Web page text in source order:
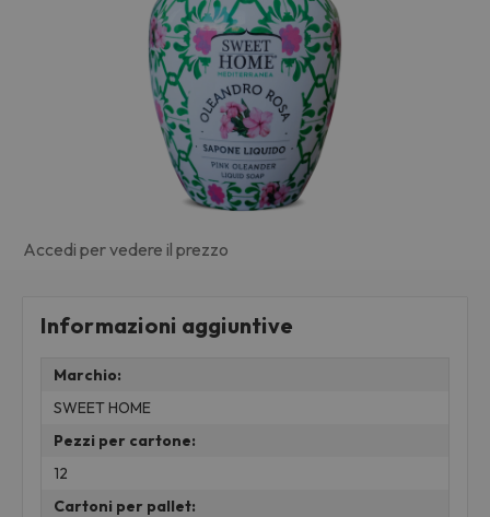
Accedi per vedere il prezzo
Informazioni aggiuntive
Marchio:
SWEET HOME
Pezzi per cartone:
12
Cartoni per pallet: